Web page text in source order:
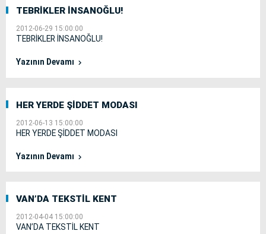
TEBRİKLER İNSANOĞLU!
2012-06-29 15:00:00
TEBRİKLER İNSANOĞLU!
Yazının Devamı
HER YERDE ŞİDDET MODASI
2012-06-13 15:00:00
HER YERDE ŞİDDET MODASI
Yazının Devamı
VAN’DA TEKSTİL KENT
2012-04-04 15:00:00
VAN’DA TEKSTİL KENT